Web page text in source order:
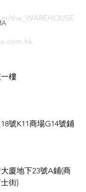
the_WAREHOUSE
樓
號K11商場G14號鋪
廈地下23號A鋪(商
街)